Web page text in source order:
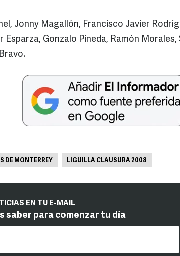
Jonny Magallón, Francisco Javier
Esparza, Gonzalo Pineda, Ramón Morales,
DE MONTERREY LIGUILLA CLAUSURA 2008
EN TU E-MAIL
saber para comenzar tu día